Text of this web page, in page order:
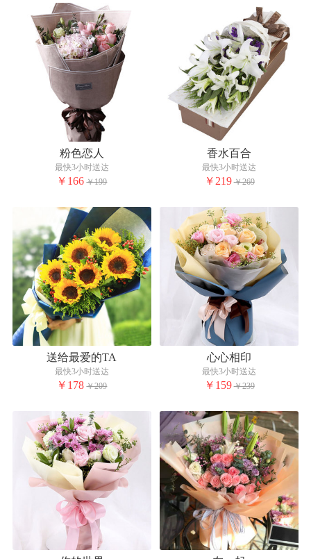
粉色恋人
最快3小时送达
￥166 ￥199
香水百合
最快3小时送达
￥219 ￥269
送给最爱的TA
最快3小时送达
￥178 ￥209
心心相印
最快3小时送达
￥159 ￥239